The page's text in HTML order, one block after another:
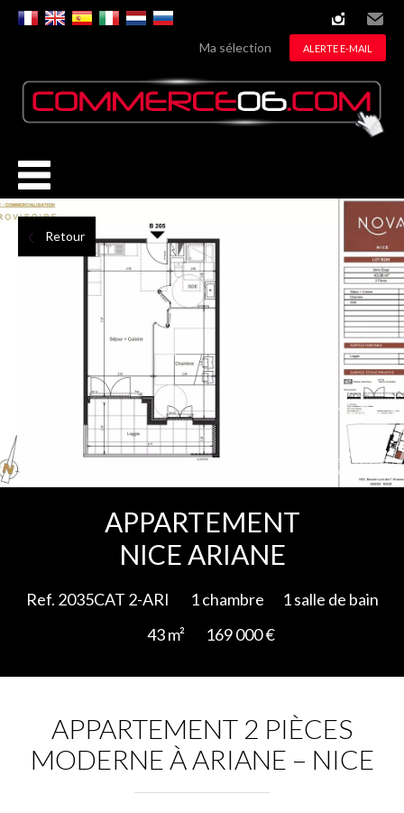
instagram
Email
Ma sélection ALERTE E-MAIL
Retour
APPARTEMENT
NICE ARIANE
Ref. 2035CAT 2-ARI 1 chambre
1 salle de bain
43 m²
169 000 €
APPARTEMENT 2 PIÈCES
MODERNE À ARIANE – NICE